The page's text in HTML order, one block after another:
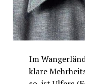
Im
klare